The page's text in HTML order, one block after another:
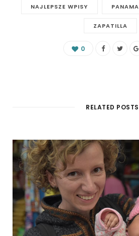
NAJLEPSZE WPISY PANAMA
ZAPATILLA
0
RELATED POSTS